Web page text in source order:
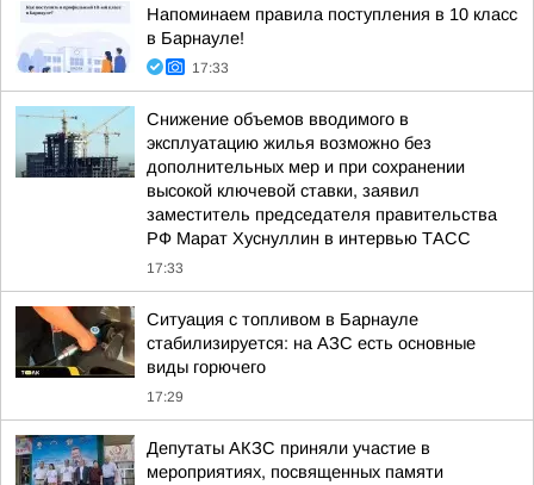
Напоминаем правила поступления в 10 класс
в Барнауле!
17:33
Снижение объемов вводимого в
эксплуатацию жилья возможно без
дополнительных мер и при сохранении
высокой ключевой ставки, заявил
заместитель председателя правительства
РФ Марат Хуснуллин в интервью ТАСС
17:33
Ситуация с топливом в Барнауле
стабилизируется: на АЗС есть основные
виды горючего
17:29
Депутаты АКЗС приняли участие в
мероприятиях, посвященных памяти